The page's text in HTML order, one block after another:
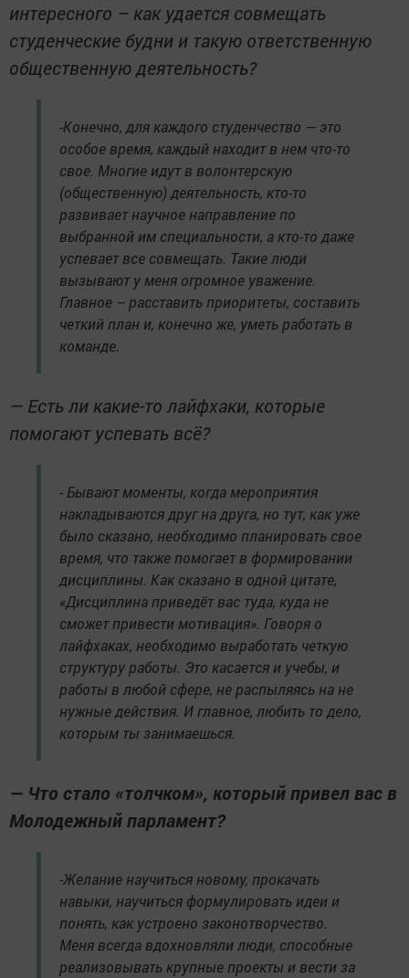
интересного – как удается совмещать
студенческие будни и такую ответственную
общественную деятельность?
-Конечно, для каждого студенчество — это
особое время, каждый находит в нем что-то
свое. Многие идут в волонтерскую
(общественную) деятельность, кто-то
развивает научное направление по
выбранной им специальности, а кто-то даже
успевает все совмещать. Такие люди
вызывают у меня огромное уважение.
Главное – расставить приоритеты, составить
четкий план и, конечно же, уметь работать в
команде.
— Есть ли какие-то лайфхаки, которые
помогают успевать всё?
- Бывают моменты, когда мероприятия
накладываются друг на друга, но тут, как уже
было сказано, необходимо планировать свое
время, что также помогает в формировании
дисциплины. Как сказано в одной цитате,
«Дисциплина приведёт вас туда, куда не
сможет привести мотивация». Говоря о
лайфхаках, необходимо выработать четкую
структуру работы. Это касается и учебы, и
работы в любой сфере, не распыляясь на не
нужные действия. И главное, любить то дело,
которым ты занимаешься.
— Что стало «толчком», который привел вас в
Молодежный парламент?
-Желание научиться новому, прокачать
навыки, научиться формулировать идеи и
понять, как устроено законотворчество.
Меня всегда вдохновляли люди, способные
реализовывать крупные проекты и вести за